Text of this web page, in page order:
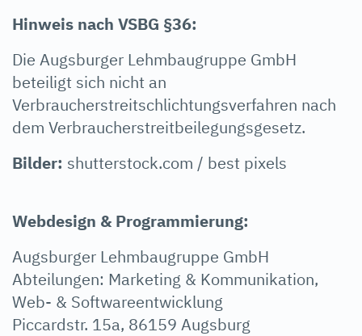
Hinweis nach VSBG §36:
Die Augsburger Lehmbaugruppe GmbH
beteiligt sich nicht an
Verbraucherstreitschlichtungsverfahren nach
dem Verbraucherstreitbeilegungsgesetz.
Bilder: shutterstock.com / best pixels
Webdesign & Programmierung:
Augsburger Lehmbaugruppe GmbH
Abteilungen: Marketing & Kommunikation,
Web- & Softwareentwicklung
Piccardstr. 15a, 86159 Augsburg